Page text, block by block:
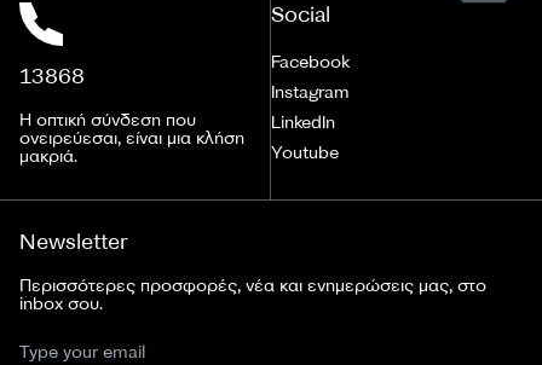
13868
Η οπτική σύνδεση που
ονειρεύεσαι, είναι μια κλήση
μακριά.
Social
Facebook
Instagram
LinkedIn
Youtube
Newsletter
Περισσότερες προσφορές, νέα και ενημερώσεις μας, στο
inbox σου.